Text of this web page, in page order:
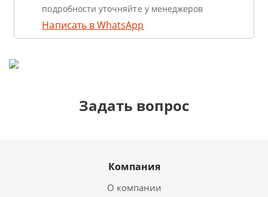
подробности уточняйте у менеджеров
Написать в WhatsApp
Задать вопрос
Компания
О компании